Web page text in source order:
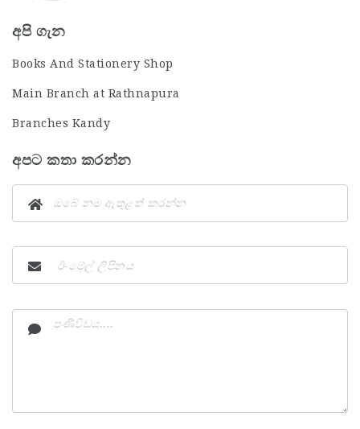
අපි ගැන
Books And Stationery Shop
Main Branch at Rathnapura
Branches Kandy
අපට කතා කරන්න